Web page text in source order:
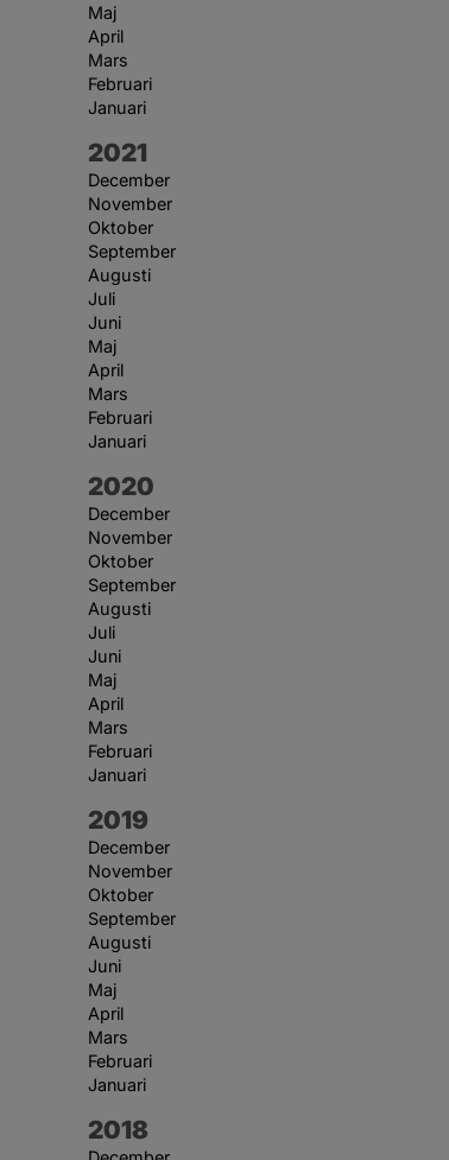
Maj
April
Mars
Februari
Januari
År:
2021
December
November
Oktober
September
Augusti
Juli
Juni
Maj
April
Mars
Februari
Januari
År:
2020
December
November
Oktober
September
Augusti
Juli
Juni
Maj
April
Mars
Februari
Januari
År:
2019
December
November
Oktober
September
Augusti
Juni
Maj
April
Mars
Februari
Januari
År:
2018